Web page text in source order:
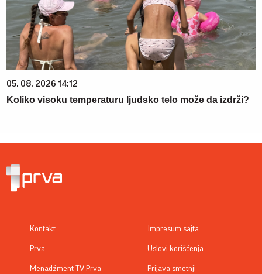
05. 08. 2026 14:12
Koliko visoku temperaturu ljudsko telo može da izdrži?
Kontakt
Prva
Menadžment TV Prva
Impresum sajta
Uslovi korišćenja
Prijava smetnji